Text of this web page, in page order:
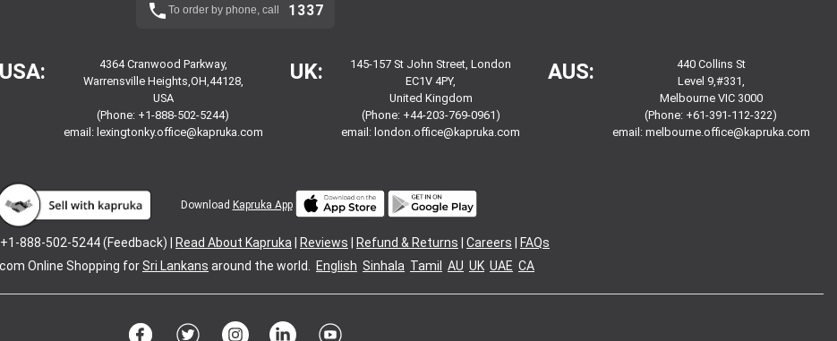
To order by phone, call 1337
USA:
4364 Cranwood Parkway,
Warrensville Heights,OH,44128,
USA
(Phone: +1-888-502-5244)
email: lexingtonky.office@kapruka.com
UK:
145-157 St John Street, London
EC1V 4PY,
United Kingdom
(Phone: +44-203-769-0961)
email: london.office@kapruka.com
AUS:
440 Collins St
Level 9,#331,
Melbourne VIC 3000
(Phone: +61-391-112-322)
email: melbourne.office@kapruka.com
Download Kapruka App
888-502-5244 (Feedback) | Read About Kapruka Reviews Refund & Returns Careers
FAQs
Online Shopping forSri Lankans around the world. English Sinhala Tamil AU UK UAE CA